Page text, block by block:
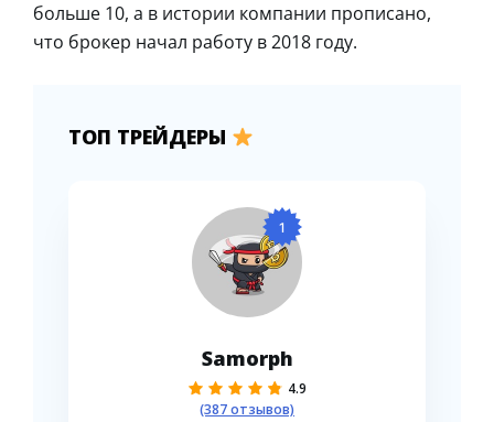
больше 10, а в истории компании прописано,
что брокер начал работу в 2018 году.
ТОП ТРЕЙДЕРЫ
1
Samorph
4.9
(387 отзывов)